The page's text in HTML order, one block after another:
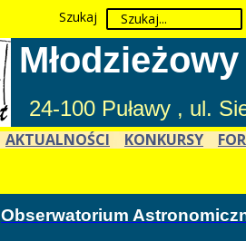
Szukaj
24-100 Puławy , ul.
AKTUALNOŚCI KONKURSY
Obserwatorium